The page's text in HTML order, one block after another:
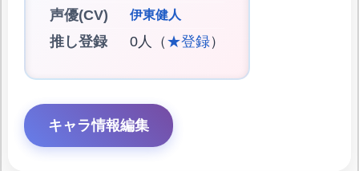
声優(CV)
伊東健人
推し登録 0人（ ★登録）
キャラ情報編集